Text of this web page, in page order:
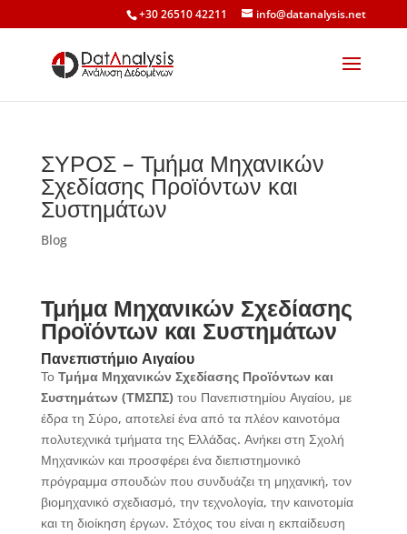
+30 26510 42211 info@datanalysis.net
ΣΥΡΟΣ – Τμήμα Μηχανικών
Σχεδίασης Προϊόντων και
Συστημάτων
Blog
Τμήμα Μηχανικών Σχεδίασης
Προϊόντων και Συστημάτων
Πανεπιστήμιο Αιγαίου
Το Τμήμα Μηχανικών Σχεδίασης Προϊόντων και
Συστημάτων (ΤΜΣΠΣ) του Πανεπιστημίου Αιγαίου, με
έδρα τη Σύρο, αποτελεί ένα από τα πλέον καινοτόμα
πολυτεχνικά τμήματα της Ελλάδας. Ανήκει στη Σχολή
Μηχανικών και προσφέρει ένα διεπιστημονικό
πρόγραμμα σπουδών που συνδυάζει τη μηχανική, τον
βιομηχανικό σχεδιασμό, την τεχνολογία, την καινοτομία
και τη διοίκηση έργων. Στόχος του είναι η εκπαίδευση